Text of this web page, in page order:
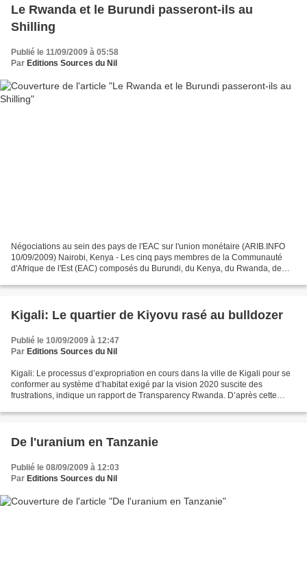
Le Rwanda et le Burundi passeront-ils au
Shilling
Publié le 11/09/2009 à 05:58
Par Editions Sources du Nil
Négociations au sein des pays de l'EAC sur l'union monétaire (ARIB.INFO
10/09/2009) Nairobi, Kenya - Les cinq pays membres de la Communauté
d'Afrique de l'Est (EAC) composés du Burundi, du Kenya, du Rwanda, de
Kigali: Le quartier de Kiyovu rasé au bulldozer
Publié le 10/09/2009 à 12:47
Par Editions Sources du Nil
Kigali: Le processus d’expropriation en cours dans la ville de Kigali pour se
conformer au système d’habitat exigé par la vision 2020 suscite des
frustrations, indique un rapport de Transparency Rwanda. D’après cette
De l'uranium en Tanzanie
Publié le 08/09/2009 à 12:03
Par Editions Sources du Nil